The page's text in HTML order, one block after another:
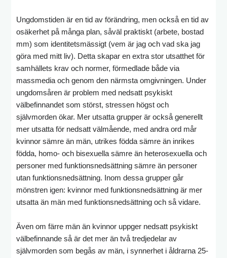
Ungdomstiden är en tid av förändring, men också en tid av
osäkerhet på många plan, såväl praktiskt (arbete, bostad
mm) som identitetsmässigt (vem är jag och vad ska jag
göra med mitt liv). Detta skapar en extra stor utsatthet för
samhällets krav och normer, förmedlade både via
massmedia och genom den närmsta omgivningen. Under
ungdomsåren är problem med nedsatt psykiskt
välbefinnandet som störst, stressen högst och
självmorden ökar. Mer utsatta grupper är också generellt
mer utsatta för nedsatt välmående, med andra ord mår
kvinnor sämre än män, utrikes födda sämre än inrikes
födda, homo- och bisexuella sämre än heterosexuella och
personer med funktionsnedsättning sämre än personer
utan funktionsnedsättning. Inom dessa grupper går
mönstren igen: kvinnor med funktionsnedsättning är mer
utsatta än män med funktionsnedsättning och så vidare.
Även om färre män än kvinnor uppger nedsatt psykiskt
välbefinnande så är det mer än två tredjedelar av
självmorden som begås av män, i synnerhet i åldrarna 25-